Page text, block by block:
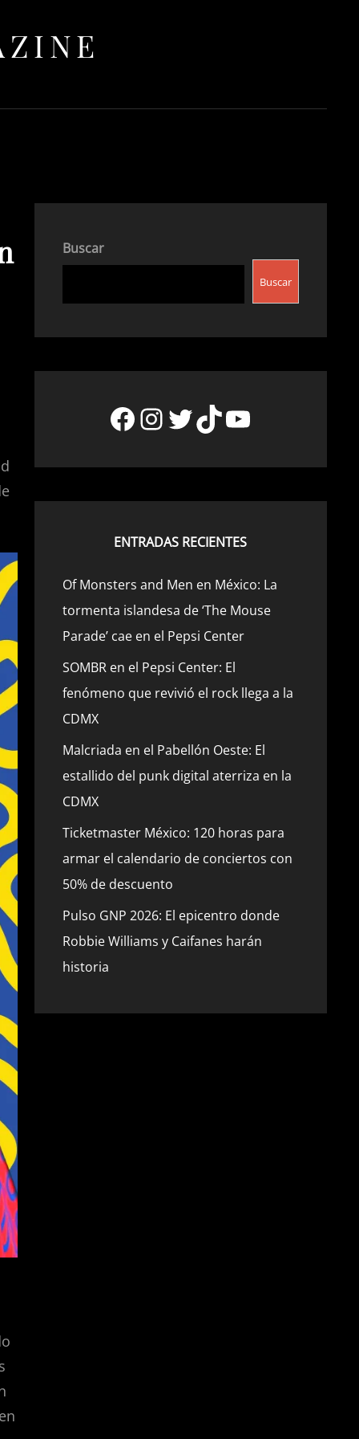
Buscar
Buscar
Facebook
Instagram
Twitter
TikTok
YouTube
ENTRADAS RECIENTES
Of Monsters and Men en México: La
tormenta islandesa de ‘The Mouse
Parade’ cae en el Pepsi Center
SOMBR en el Pepsi Center: El
fenómeno que revivió el rock llega a la
CDMX
Malcriada en el Pabellón Oeste: El
estallido del punk digital aterriza en la
CDMX
Ticketmaster México: 120 horas para
armar el calendario de conciertos con
50% de descuento
Pulso GNP 2026: El epicentro donde
Robbie Williams y Caifanes harán
historia